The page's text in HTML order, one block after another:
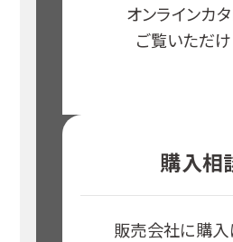
オンラインカ
ご覧いただけ
購入相
販売会社に購入